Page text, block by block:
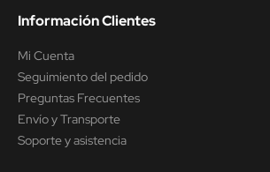
Información Clientes
Mi Cuenta
Seguimiento del pedido
Preguntas Frecuentes
Envío y Transporte
Soporte y asistencia